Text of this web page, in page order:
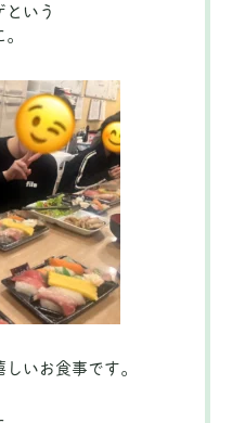
いう
いお食事です。